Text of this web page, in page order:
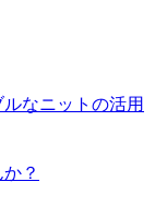
なニットの活用
？